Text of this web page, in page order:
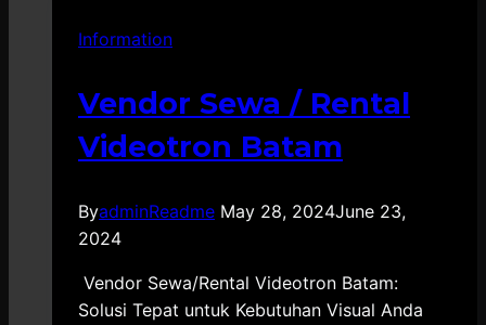
di
Information
Vendor Sewa / Rental
Videotron Batam
ByadminReadme May 28, 2024June 23,
2024
Vendor Sewa/Rental Videotron Batam:
Solusi Tepat untuk Kebutuhan Visual Anda